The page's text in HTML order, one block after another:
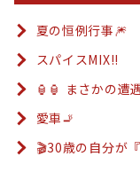
夏の恒例行事🎆
スパイスMIX!!
🏮🏮 まさかの遭
愛車🚬
🎬30歳の自分が